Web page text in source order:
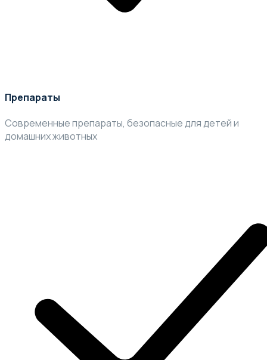
Препараты
Современные препараты, безопасные для детей и
домашних животных